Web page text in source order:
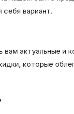
вариант.
актуальные и
которые